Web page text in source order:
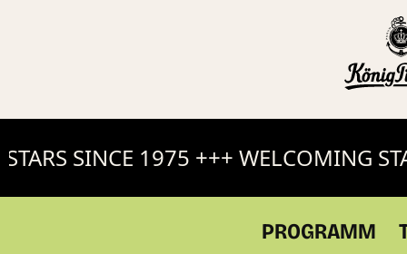
SINCE 1975 +++ WELCOMING
PROGRAMM